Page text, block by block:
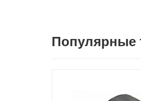
Популярные